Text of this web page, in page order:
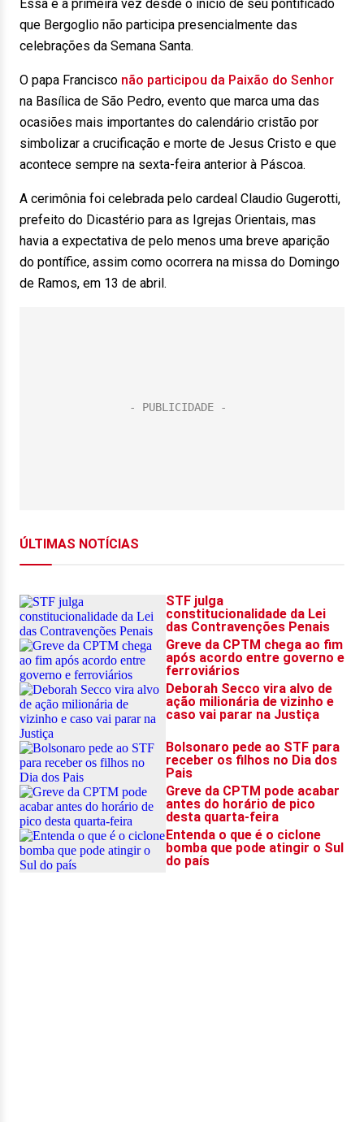
Essa é a primeira vez desde o início de seu pontificado
que Bergoglio não participa presencialmente das
celebrações da Semana Santa.
O papa Francisco não participou da Paixão do Senhor
na Basílica de São Pedro, evento que marca uma das
ocasiões mais importantes do calendário cristão por
simbolizar a crucificação e morte de Jesus Cristo e que
acontece sempre na sexta-feira anterior à Páscoa.
A cerimônia foi celebrada pelo cardeal Claudio Gugerotti,
prefeito do Dicastério para as Igrejas Orientais, mas
havia a expectativa de pelo menos uma breve aparição
do pontífice, assim como ocorrera na missa do Domingo
de Ramos, em 13 de abril.